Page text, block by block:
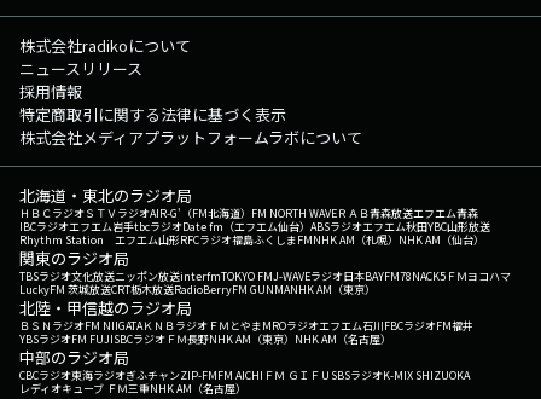
株式会社radikoについて
ニュースリリース
採用情報
特定商取引に関する法律に基づく表示
株式会社メディアプラットフォームラボについて
北海道・東北のラジオ局
ＨＢＣラジオＳＴＶラジオAIR-G'（FM北海道） FM NORTH WAVEＲＡＢ青森放送エフエム青森
IBCラジオエフエム岩手tbcラジオDate fm（エフエム仙台） ABSラジオエフエム秋田YBC山形放送
Rhythm Station エフエム山形RFCラジオ福島ふくしまFMNHK AM（札幌） NHK AM（仙台）
関東のラジオ局
TBSラジオ文化放送ニッポン放送interfmTOKYO FMJ-WAVEラジオ日本BAYFM78NACK5 ＦＭヨコハマ
LuckyFM 茨城放送CRT栃木放送RadioBerryFM GUNMANHK AM（東京）
北陸・甲信越のラジオ局
ＢＳＮラジオFM NIIGATAＫＮＢラジオ ＦＭとやまMROラジオエフエム石川FBCラジオFM福井
YBSラジオFM FUJISBCラジオ ＦＭ長野NHK AM（東京） NHK AM（名古屋）
中部のラジオ局
CBCラジオ東海ラジオぎふチャンZIP-FMFM AICHI ＦＭ ＧＩＦＵ SBSラジオK-MIX SHIZUOKA
レディオキューブ ＦＭ三重NHK AM（名古屋）